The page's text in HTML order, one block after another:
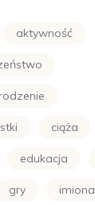
aktywność
ciąża
edukacja
gry imiona